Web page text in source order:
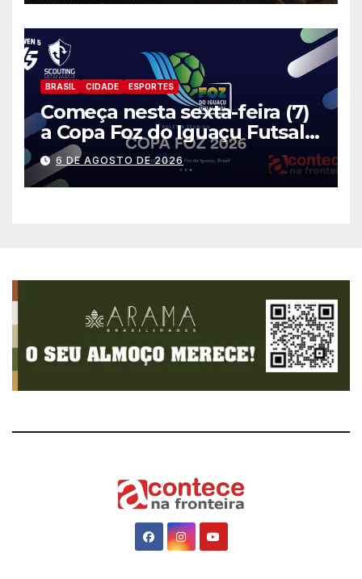
BRASIL CIDADE ESPORTES
Começa nesta sexta-feira (7)
a Copa Foz do Iguaçu Futsal
2026 com equipes de quatro
países
6 DE AGOSTO DE 2026